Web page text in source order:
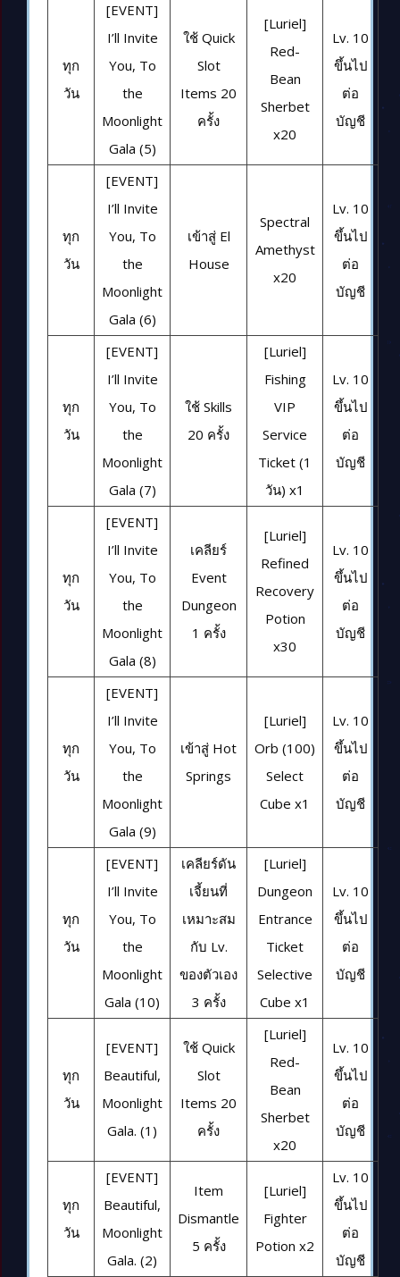
ทุก
วัน
[EVENT]
I’ll Invite
You, To
the
Moonlight
Gala (5)
ใช้ Quick
Slot
Items 20
ครั้ง
[Luriel]
Red-
Bean
Sherbet
x20
Lv. 10
ขึ้นไป
ต่อ
บัญชี
ทุก
วัน
[EVENT]
I’ll Invite
You, To
the
Moonlight
Gala (6)
เข้าสู่ El
House
Spectral
Amethyst
x20
Lv. 10
ขึ้นไป
ต่อ
บัญชี
ทุก
วัน
[EVENT]
I’ll Invite
You, To
the
Moonlight
Gala (7)
ใช้ Skills
20 ครั้ง
[Luriel]
Fishing
VIP
Service
Ticket (1
วัน) x1
Lv. 10
ขึ้นไป
ต่อ
บัญชี
ทุก
วัน
[EVENT]
I’ll Invite
You, To
the
Moonlight
Gala (8)
เคลียร์
Event
Dungeon
1 ครั้ง
[Luriel]
Refined
Recovery
Potion
x30
Lv. 10
ขึ้นไป
ต่อ
บัญชี
ทุก
วัน
[EVENT]
I’ll Invite
You, To
the
Moonlight
Gala (9)
เข้าสู่ Hot
Springs
[Luriel]
Orb (100)
Select
Cube x1
Lv. 10
ขึ้นไป
ต่อ
บัญชี
ทุก
วัน
[EVENT]
I’ll Invite
You, To
the
Moonlight
Gala (10)
เคลียร์ดัน
เจี้ยนที่
เหมาะสม
กับ Lv.
ของตัวเอง
3 ครั้ง
[Luriel]
Dungeon
Entrance
Ticket
Selective
Cube x1
Lv. 10
ขึ้นไป
ต่อ
บัญชี
ทุก
วัน
[EVENT]
Beautiful,
Moonlight
Gala. (1)
ใช้ Quick
Slot
Items 20
ครั้ง
[Luriel]
Red-
Bean
Sherbet
x20
Lv. 10
ขึ้นไป
ต่อ
บัญชี
ทุก
วัน
[EVENT]
Beautiful,
Moonlight
Gala. (2)
Item
Dismantle
5 ครั้ง
[Luriel]
Fighter
Potion x2
Lv. 10
ขึ้นไป
ต่อ
บัญชี